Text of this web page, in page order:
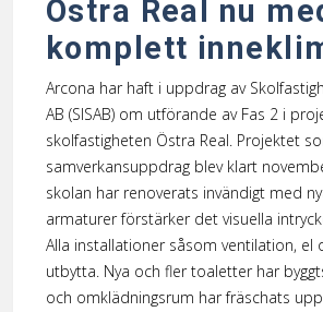
Östra Real nu
komplett
Arcona har haft i uppdrag av
AB (SISAB) om utförande av Fas 2 i
skolfastigheten Östra Real. Projektet
samverkansuppdrag blev klart
skolan har renoverats invändigt med
armaturer förstärker det visuella
Alla installationer såsom ventilation, el
utbytta. Nya och fler toaletter har
och omklädningsrum har fräschats